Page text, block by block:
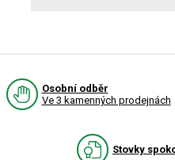
Osobní odběr
Ve 3 kamenných prodejnách
Stovky